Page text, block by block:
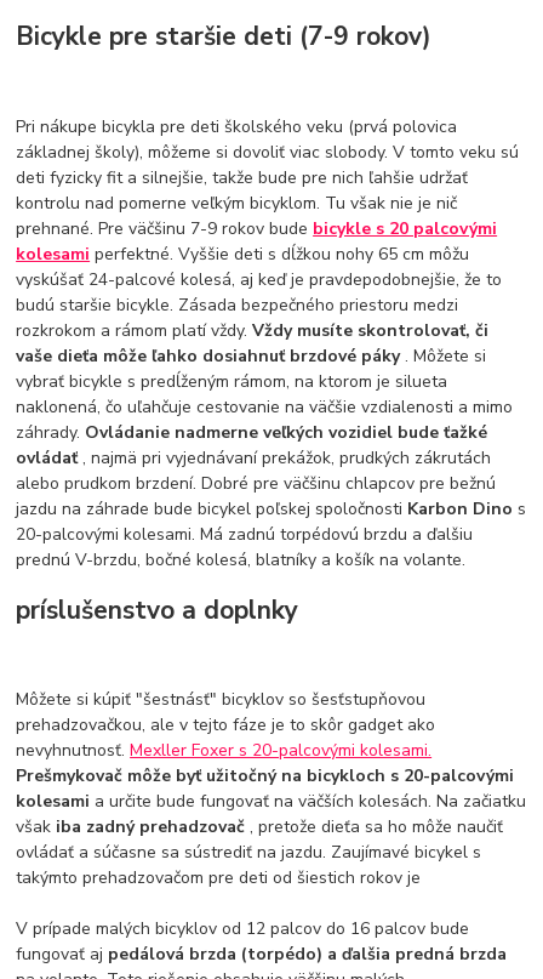
Bicykle pre staršie deti (7-9 rokov)
Pri nákupe bicykla pre deti školského veku (prvá polovica
základnej školy), môžeme si dovoliť viac slobody. V tomto veku sú
deti fyzicky fit a silnejšie, takže bude pre nich ľahšie udržať
kontrolu nad pomerne veľkým bicyklom. Tu však nie je nič
prehnané. Pre väčšinu 7-9 rokov bude bicykle s 20 palcovými
kolesami perfektné. Vyššie deti s dĺžkou nohy 65 cm môžu
vyskúšať 24-palcové kolesá, aj keď je pravdepodobnejšie, že to
budú staršie bicykle. Zásada bezpečného priestoru medzi
rozkrokom a rámom platí vždy.Vždy musíte skontrolovať, či
vaše dieťa môže ľahko dosiahnuť brzdové páky. Môžete si
vybrať bicykle s predĺženým rámom, na ktorom je silueta
naklonená, čo uľahčuje cestovanie na väčšie vzdialenosti a mimo
záhrady. Ovládanie nadmerne veľkých vozidiel bude ťažké
ovládať, najmä pri vyjednávaní prekážok, prudkých zákrutách
alebo prudkom brzdení. Dobré pre väčšinu chlapcov pre bežnú
jazdu na záhrade bude bicykel poľskej spoločnosti Karbon Dino s
20-palcovými kolesami. Má zadnú torpédovú brzdu a ďalšiu
prednú V-brzdu, bočné kolesá, blatníky a košík na volante.
príslušenstvo a doplnky
Môžete si kúpiť "šestnásť" bicyklov so šesťstupňovou
prehadzovačkou, ale v tejto fáze je to skôr gadget ako
nevyhnutnosť.Mexller Foxer s 20-palcovými kolesami.
Prešmykovač môže byť užitočný na bicykloch s 20-palcovými
kolesami a určite bude fungovať na väčších kolesách. Na začiatku
však iba zadný prehadzovač, pretože dieťa sa ho môže naučiť
ovládať a súčasne sa sústrediť na jazdu. Zaujímavé bicykel s
takýmto prehadzovačom pre deti od šiestich rokov je
V prípade malých bicyklov od 12 palcov do 16 palcov bude
fungovať aj pedálová brzda (torpédo) a ďalšia predná brzda